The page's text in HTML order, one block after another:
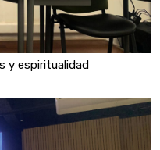
y espiritualidad